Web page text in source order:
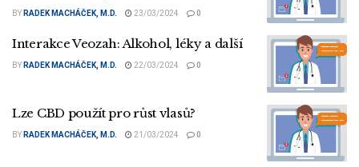
BY RADEK MACHÁČEK, M.D. 23/03/2024 0
Interakce Veozah: Alkohol, léky a další
BY RADEK MACHÁČEK, M.D. 22/03/2024 0
Lze CBD použít pro růst vlasů?
BY RADEK MACHÁČEK, M.D. 21/03/2024 0